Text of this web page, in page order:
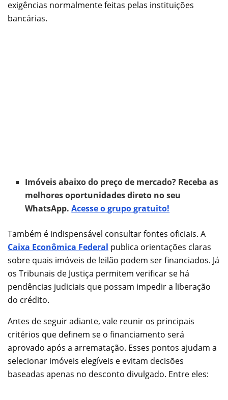
exigências normalmente feitas pelas instituições
bancárias.
Imóveis abaixo do preço de mercado? Receba as
melhores oportunidades direto no seu
WhatsApp.Acesse o grupo gratuito!
Também é indispensável consultar fontes oficiais. A
Caixa Econômica Federal publica orientações claras
sobre quais imóveis de leilão podem ser financiados. Já
os Tribunais de Justiça permitem verificar se há
pendências judiciais que possam impedir a liberação
do crédito.
Antes de seguir adiante, vale reunir os principais
critérios que definem se o financiamento será
aprovado após a arrematação. Esses pontos ajudam a
selecionar imóveis elegíveis e evitam decisões
baseadas apenas no desconto divulgado. Entre eles: